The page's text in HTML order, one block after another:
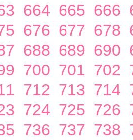
664 665 666
676 677 678
688 689 690
700 701 702
712 713 714
724 725 726
736 737 738